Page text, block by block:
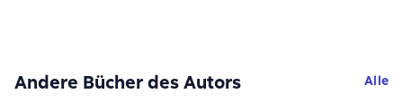
Andere Bücher des Autors Alle